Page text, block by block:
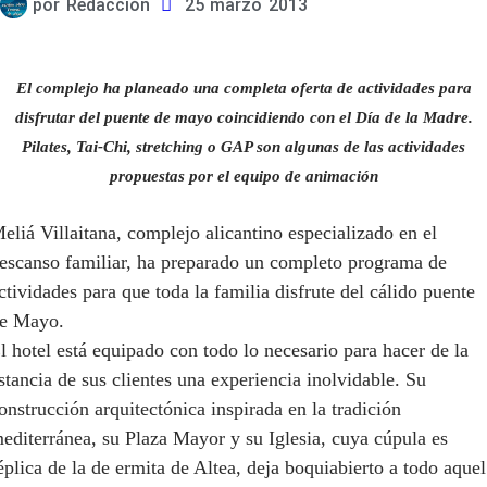
por Redacción 25 marzo 2013
El complejo ha planeado una completa oferta de actividades para
disfrutar del puente de mayo coincidiendo con el Día de la Madre.
Pilates, Tai-Chi, stretching o GAP son algunas de las actividades
propuestas por el equipo de animación
Villaitana, complejo alicantino especializado en el
familiar, ha preparado un completo programa de
para que toda la familia disfrute del cálido puente
Mayo.
hotel está equipado con todo lo necesario para hacer de la
de sus clientes una experiencia inolvidable. Su
arquitectónica inspirada en la tradición
su Plaza Mayor y su Iglesia, cuya cúpula es
de la de ermita de Altea, deja boquiabierto a todo aquel